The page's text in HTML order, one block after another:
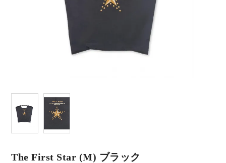
The First Star (M) ブラック